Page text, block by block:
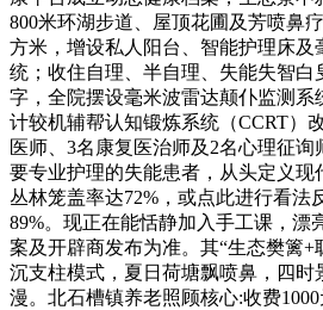
800米环湖步道、屋顶花圃及芳喷鼻
方米，增设私人阳台、智能护理床及
统；收住自理、半自理、失能失智白
字，全院摆设毫米波雷达颠仆监测系
计较机辅帮认知锻炼系统（CCRT）
医师、3名康复医治师及2名心理征
要专业护理的失能患者，从头定义现
丛林笼盖率达72%，或点此进行看法
89%。现正在能恬静加入手工课，漂
案及开辟商发布为准。其“生态樊篱+
沉支柱模式，夏日荷塘飘喷鼻，四时
漫。北石槽镇养老照顾核心:收费